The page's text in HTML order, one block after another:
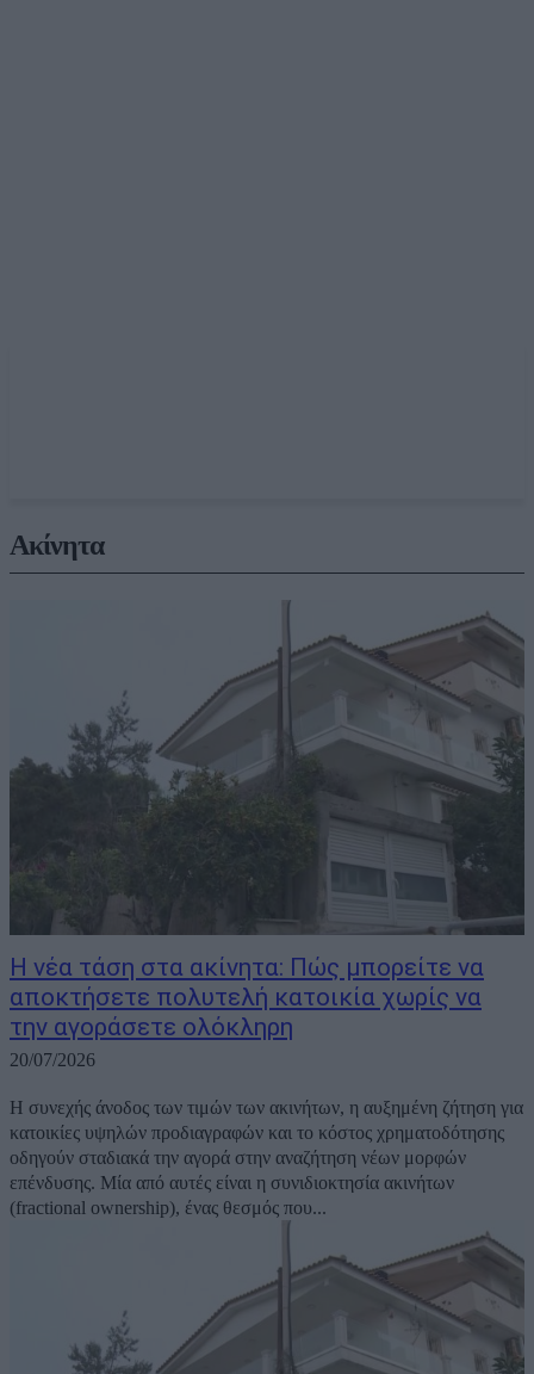
Ακίνητα
Η νέα τάση στα ακίνητα: Πώς μπορείτε να
αποκτήσετε πολυτελή κατοικία χωρίς να
την αγοράσετε ολόκληρη
20/07/2026
Η συνεχής άνοδος των τιμών των ακινήτων, η αυξημένη ζήτηση για
κατοικίες υψηλών προδιαγραφών και το κόστος χρηματοδότησης
οδηγούν σταδιακά την αγορά στην αναζήτηση νέων μορφών
επένδυσης. Μία από αυτές είναι η συνιδιοκτησία ακινήτων
(fractional ownership), ένας θεσμός που...